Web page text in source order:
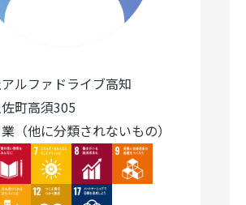
ルファドライブ高知
町高須305
（他に分類されないもの）
Image Image Image
Image Image